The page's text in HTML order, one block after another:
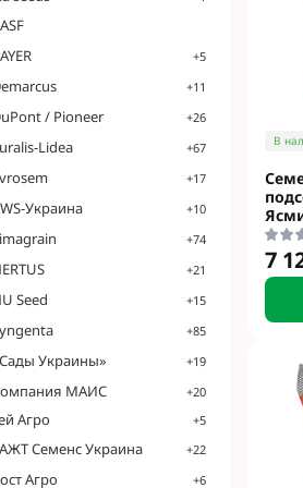
Гербициды Бест
Гербициды
Гербициды
Фунгициды Для
Фунгициды Для
Фунгициды
Фунгициды
Фунгициды Для
Фунгициды для
Фунгициды для
Фунгициды
Фунгициды
Фунгициды
Фунгициды Для
Контактные
Системные
+5
+11
/ Pioneer +26
Lidea +67
+17
Украина +10
+74
+21
Seed +15
+85
Украины» +19
МАИС +20
Агро +5
Семенс Украина +22
Агро +6
В
7